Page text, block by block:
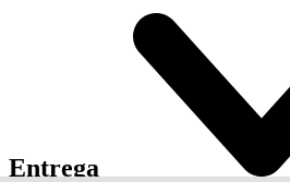
Entrega